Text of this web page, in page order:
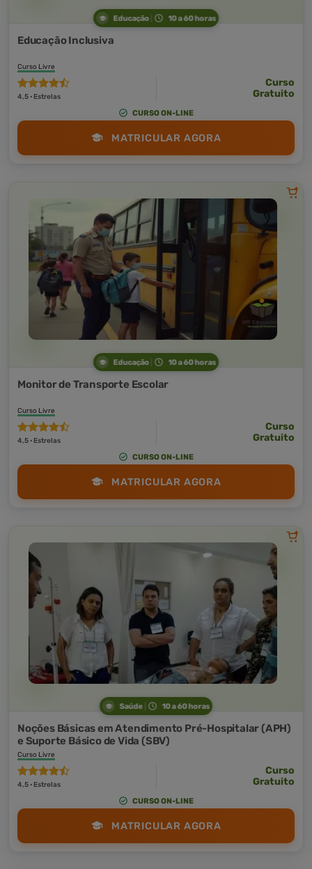
Educação 10 a 60 horas
Educação Inclusiva
Curso Livre
4,5 · Estrelas
Curso
Gratuito
CURSO ON-LINE
MATRICULAR AGORA
Educação 10 a 60 horas
Monitor de Transporte Escolar
Curso Livre
4,5 · Estrelas
Curso
Gratuito
CURSO ON-LINE
MATRICULAR AGORA
Saúde 10 a 60 horas
Noções Básicas em Atendimento Pré-Hospitalar (APH)
e Suporte Básico de Vida (SBV)
Curso Livre
4,5 · Estrelas
Curso
Gratuito
CURSO ON-LINE
MATRICULAR AGORA